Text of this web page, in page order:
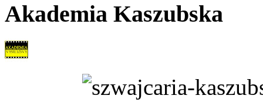
Akademia Kaszubska